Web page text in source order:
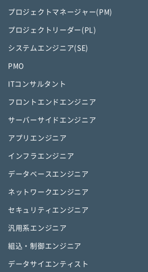
プロジェクトマネージャー(PM)
プロジェクトリーダー(PL)
システムエンジニア(SE)
PMO
ITコンサルタント
フロントエンドエンジニア
サーバーサイドエンジニア
アプリエンジニア
インフラエンジニア
データベースエンジニア
ネットワークエンジニア
セキュリティエンジニア
汎用系エンジニア
組込・制御エンジニア
データサイエンティスト